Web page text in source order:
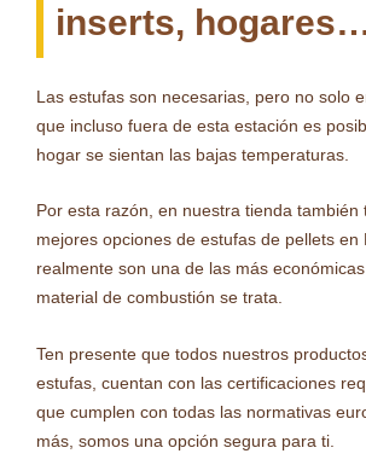
inserts,
Las estufas son necesarias, pero no solo
que incluso fuera de esta estación es
hogar se sientan las bajas temperaturas.
Por esta razón, en nuestra tienda también
mejores opciones de estufas de pellets en
realmente son una de las más
material de combustión se trata.
Ten presente que todos nuestros
estufas, cuentan con las certificaciones
que cumplen con todas las normativas
más, somos una opción segura para ti.